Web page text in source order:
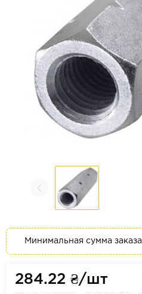
Минимальная сумма заказа
284.22 ₴/шт